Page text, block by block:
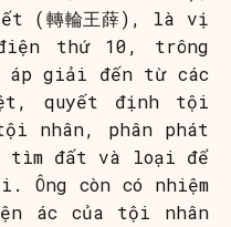
(轉輪王薛), là vị
thứ 10, trông
áp giải đến từ các
quyết định tội
nhân, phân phát
tìm đất và loại để
Ông còn có nhiệm
ác của tội nhân